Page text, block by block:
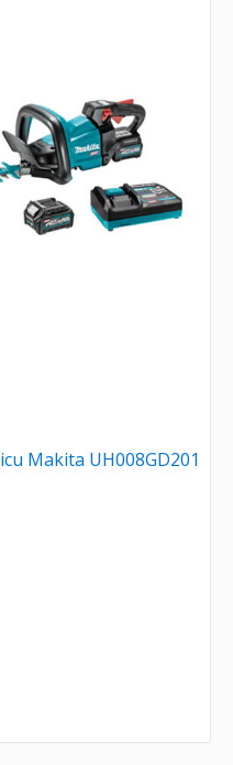
Makita UH008GD201